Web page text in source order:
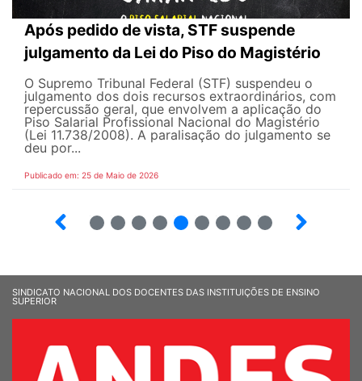
Após pedido de vista, STF suspende
julgamento da Lei do Piso do Magistério
O Supremo Tribunal Federal (STF) suspendeu o
julgamento dos dois recursos extraordinários, com
repercussão geral, que envolvem a aplicação do
Piso Salarial Profissional Nacional do Magistério
(Lei 11.738/2008). A paralisação do julgamento se
deu por...
Publicado em: 25 de Maio de 2026
SINDICATO NACIONAL DOS DOCENTES DAS INSTITUIÇÕES DE ENSINO
SUPERIOR